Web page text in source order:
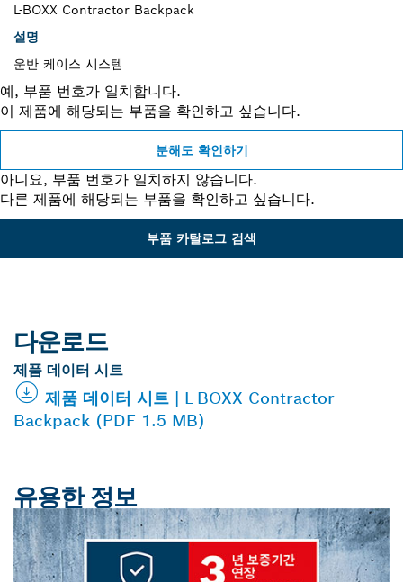
L-BOXX Contractor Backpack
설명
운반 케이스 시스템
예, 부품 번호가 일치합니다.
이 제품에 해당되는 부품을 확인하고 싶습니다.
분해도 확인하기
아니요, 부품 번호가 일치하지 않습니다.
다른 제품에 해당되는 부품을 확인하고 싶습니다.
부품 카탈로그 검색
다운로드
제품 데이터 시트
제품 데이터 시트 | L-BOXX Contractor
Backpack (PDF 1.5 MB)
유용한 정보